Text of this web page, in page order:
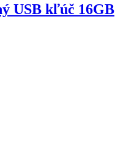
USB kľúč 16GB